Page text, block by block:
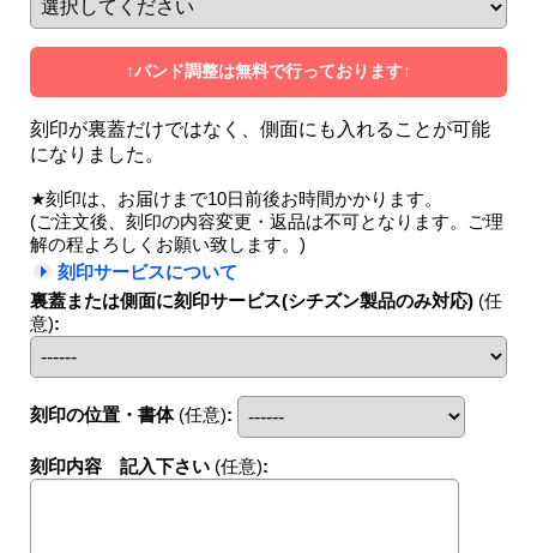
↑バンド調整は無料で行っております↑
刻印が裏蓋だけではなく、側面にも入れることが可能
になりました。
★刻印は、お届けまで10日前後お時間かかります。
(ご注文後、刻印の内容変更・返品は不可となります。ご理
解の程よろしくお願い致します。)
刻印サービスについて
裏蓋または側面に刻印サービス(シチズン製品のみ対応) (任
意):
刻印の位置・書体 (任意):
刻印内容 記入下さい (任意):